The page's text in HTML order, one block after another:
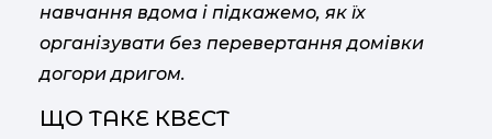
навчання вдома і підкажемо, як їх
організувати без перевертання домівки
догори дригом.
ЩО ТАКЕ КВЕСТ